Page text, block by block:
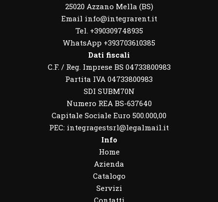
25020 Azzano Mella (BS)
Email info@integrarent.it
Tel. +390309748935
WhatsApp +393703610385
Dati fiscali
C.F. / Reg. Imprese BS 04733800983
Partita IVA 04733800983
SDI SUBM70N
Numero REA BS-637640
Capitale Sociale Euro 500.000,00
PEC: integragestsrl@legalmail.it
Info
Home
Azienda
Catalogo
Servizi